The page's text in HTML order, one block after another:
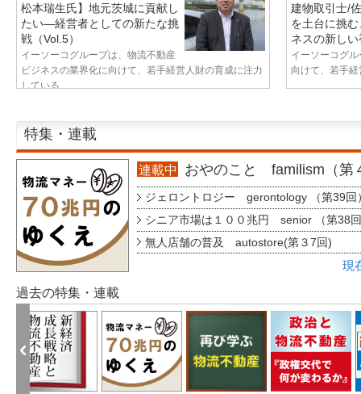
松本瑞生氏】地元茨城に貢献し
たい—経営者としての新たな挑
戦（Vol.5）
イーソーコグループは、物流不動産
ビジネスの業界化に向けて、若手経営人財の育成に注力
している...
建物取引士/
を土台に挑
ネスの新し
イーソーコグ
向けて、若手
特集・連載
連載中 おやのこと familism（第
ジェロントロジー gerontology （第39回
シニア市場は１００兆円 senior （第38
無人店舗の普及 autostore(第３7回)
現
過去の特集・連載